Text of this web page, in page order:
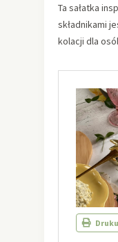
Ta sałatka
składnikami
kolacji dla